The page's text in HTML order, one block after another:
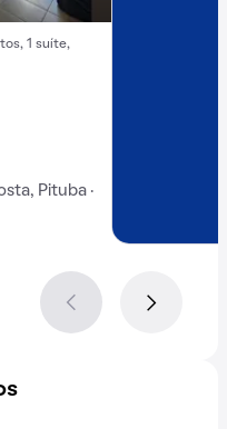
1 suíte,
Pituba ·